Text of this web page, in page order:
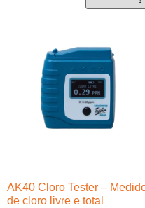
AK40 Cloro Tester –
de cloro livre e total